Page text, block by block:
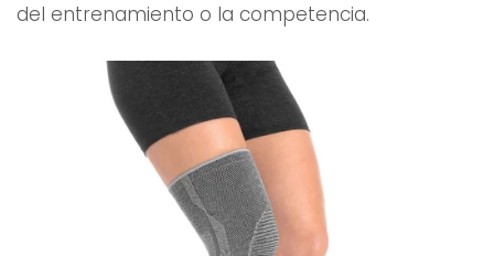
del entrenamiento o la competencia.